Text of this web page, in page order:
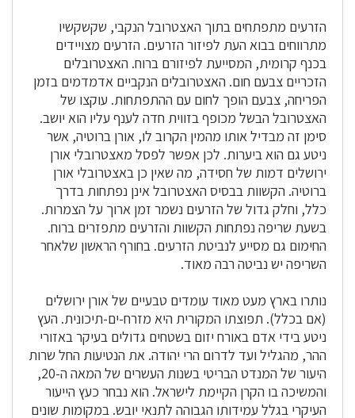
הזרעים מתפתחים בתוך האצטרובל הנקבי, שקשקשיו
מתרווחים בבוא העת לפיזור הזרעים. הזרעים מצויידים
בכנף קרומית, המסייעת לפיזורם ברוח. האצטרובלים
הזכריים צבעם חום. האצטרובלים הנקביים אדמדמים בזמן
הפריחה, צבעם הופך לחום עם ההתפתחות. עוקצו של
האצטרובל הבשל מכופף בזווית חדה לענף עליו הוא יושב.
סימן זה מבדיל אותו מהמין הקרוב לו, אורן ברוטיה, אשר
ניטע גם הוא ביערות. לכן אפשר לפסל מאצטרובלי אורן
ירושלים דמות של חסידה, מה שאין כן באצטרובלי אורן
ברוטיה. הקשוות בבסיס האצטרובל אינן נפתחות בדרך
כלל, וחלק גדול של הזרעים נשמר זמן ארוך על הצמרות.
בשעת שריפה נפתחות הקשוות והזרעים מתפזרים ברוח.
החימום גם מסייע לנביטת הזרעים. בחורף הראשון שלאחר
השריפה יש נביטה רבה מאוד.
נותרו בארץ מעט מאוד עומדים טבעיים של אורן ירושלים
(אם בכלל). תפוצתו המקורית היא מזרח-ים-תיכונית. העץ
ניטע בידי אדם באורח יזום בשטחים גדולים בעיקר באזורי
ההר, מהגליל ועד לדרום הרי יהודה. את הנטיעות החל שרות
היעור של המנדט הבריטי בשנות העשרים של המאה ה-20,
והמשיכה בו הקרן הקיימת לישראל. הוא נבחר כעץ הייעור
העיקרי בגלל עמידותו הגבוהה לתנאי יובש. במקומות שונים